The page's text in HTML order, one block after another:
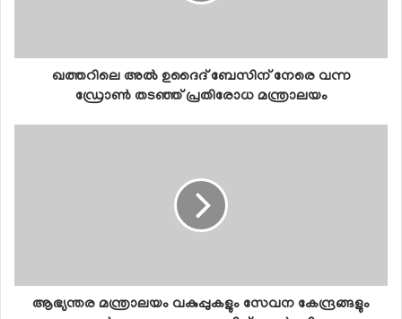
ഖത്തറിലെ അല്‍ ഉദൈദ് ബേസിന് നേരെ വന്ന
ഡ്രോണ്‍ തടഞ്ഞ് പ്രതിരോധ മന്ത്രാലയം
ആഭ്യന്തര മന്ത്രാലയം വകുപ്പുകളും സേവന കേന്ദ്രങ്ങളും